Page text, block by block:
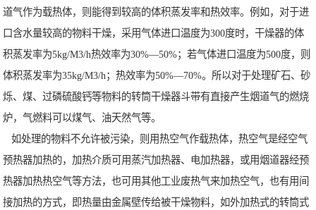
道气作为载热体，则能得到较高的体积蒸发率和热效率。例如，对于进
口含水量较高的物料干燥，采用气体进口温度为300度时，干燥器的体
积蒸发率为5kg/M3/h热效率为30%—50%；若气体进口温度为500度，则
体积蒸发率为35kg/M3/h；热效率为50%—70%。所以对于处理矿石、砂
烁、煤、过磷硫酸钙等物料的转筒干燥器斗带有直接产生烟道气的燃烧
炉，气燃料可以煤气、油天然气等。
如处理的物料不允许被污染，则用热空气作载热体，热空气是经空气
预热器加热的，加热介质可用蒸汽加热器、电加热器，或用烟道器经预
热器加热热空气等方法，也可用其他工业废热气来加热空气，也有用间
接加热的方式，即热量由金属壁传给被干燥物料，如外加热式的转筒式